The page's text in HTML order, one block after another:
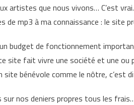
artistes que nous vivons… C’est
de mp3 à ma connaissance : le site
budget de fonctionnement
site fait vivre une société et une ou
site bénévole comme le nôtre, c’est
sur nos deniers propres tous les